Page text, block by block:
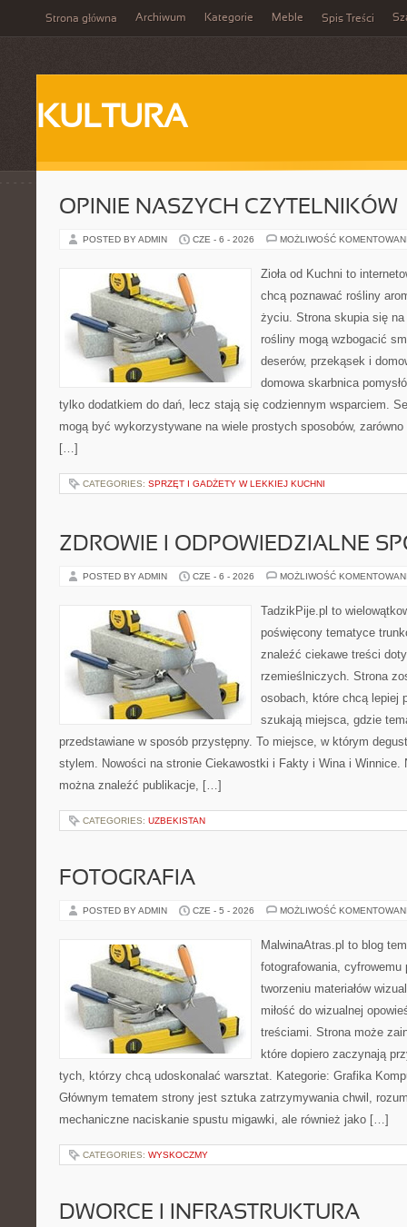
Strona główna Archiwum Kategorie Meble Spis Treści
KULTURA
OPINIE NASZYCH CZYTELNIKÓW
POSTED BY ADMIN CZE - 6 - 2026 MOŻLIWOŚĆ
Zioła od Kuchni to
chcą poznawać rośliny
życiu. Strona skupia się
rośliny mogą wzbogacić
deserów, przekąsek i
domowa skarbnica
tylko dodatkiem do dań, lecz stają się codziennym wsparciem.
mogą być wykorzystywane na wiele prostych sposobów,
[…]
CATEGORIES: SPRZĘT I GADŻETY W LEKKIEJ KUCHNI
ZDROWIE I ODPOWIEDZIALNE
POSTED BY ADMIN CZE - 6 - 2026 MOŻLIWOŚĆ
TadzikPije.pl to
poświęcony tematyce
znaleźć ciekawe treści
rzemieślniczych. Strona
osobach, które chcą lepiej
szukają miejsca, gdzie
przedstawiane w sposób przystępny. To miejsce, w którym
stylem. Nowości na stronie Ciekawostki i Fakty i Wina i Winnice.
można znaleźć publikacje, […]
CATEGORIES: UZBEKISTAN
FOTOGRAFIA
POSTED BY ADMIN CZE - 5 - 2026 MOŻLIWOŚĆ
MalwinaAtras.pl to blog
fotografowania, cyfrowemu
tworzeniu materiałów
miłość do wizualnej
treściami. Strona może
które dopiero zaczynają
tych, którzy chcą udoskonalać warsztat. Kategorie: Grafika
Głównym tematem strony jest sztuka zatrzymywania chwil,
mechaniczne naciskanie spustu migawki, ale również jako […]
CATEGORIES: WYSKOCZMY
DWORCE I INFRASTRUKTURA